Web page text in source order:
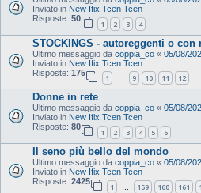
Inviato in New Ifix Tcen Tcen
Risposte: 50
1 2 3 4
STOCKINGS - autoreggenti o
Ultimo messaggio da coppia_co « 05/08/
Inviato in New Ifix Tcen Tcen
Risposte: 175
1 9 10 11 12
Donne in rete
Ultimo messaggio da coppia_co « 05/08/
Inviato in New Ifix Tcen Tcen
Risposte: 80
1 2 3 4 5 6
Il seno più bello del mondo
Ultimo messaggio da coppia_co « 05/08/
Inviato in New Ifix Tcen Tcen
Risposte: 2425
1 … 159 160 161